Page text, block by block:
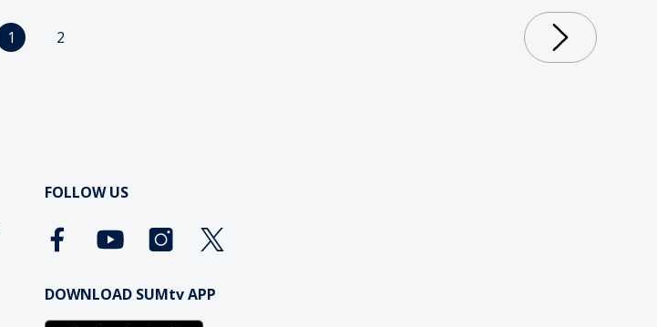
1 2
FOLLOW US
DOWNLOAD SUMtv APP